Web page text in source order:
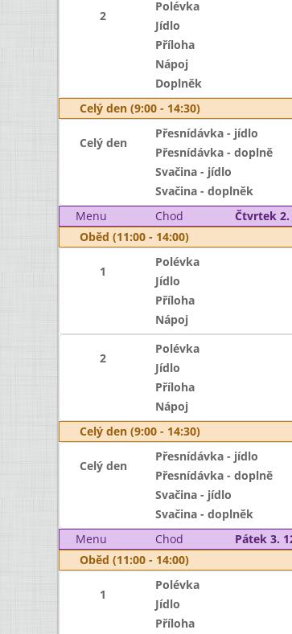
2
Polévka
Jídlo
Příloha
Nápoj
Doplněk
Celý den (9:00 - 14:30)
Celý den
Přesnídávka - jídlo
Přesnídávka - doplně
Svačina - jídlo
Svačina - doplněk
Menu
Chod Čtvrtek 2.
Oběd (11:00 - 14:00)
1
Polévka
Jídlo
Příloha
Nápoj
2
Polévka
Jídlo
Příloha
Nápoj
Celý den (9:00 - 14:30)
Celý den
Přesnídávka - jídlo
Přesnídávka - doplně
Svačina - jídlo
Svačina - doplněk
Menu
Chod Pátek 3.
Oběd (11:00 - 14:00)
1
Polévka
Jídlo
Příloha